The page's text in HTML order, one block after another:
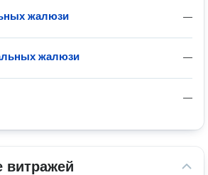
—
жалюзи
—
жалюзи
—
витражей